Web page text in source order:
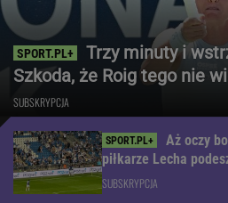
Trzy minuty i
Szkoda, że Roig tego nie
SUBSKRYPCJA
Aż oczy
piłkarze Lecha
SUBSKRYPCJA